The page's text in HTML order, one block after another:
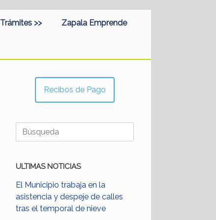
Trámites >> Zapala Emprende
Recibos de Pago
Buscar:
ULTIMAS NOTICIAS
El Municipio trabaja en la
asistencia y despeje de calles
tras el temporal de nieve